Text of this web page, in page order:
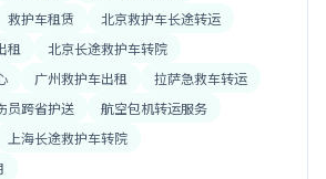
救护车租赁
北京救护车长途转运
租
北京长途救护车转院
广州救护车出租
拉萨急救车转运
员跨省护送
航空包机转运服务
上海长途救护车转院